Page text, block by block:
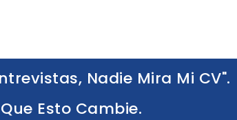
Nadie Mira Mi CV".
Esto Cambie.